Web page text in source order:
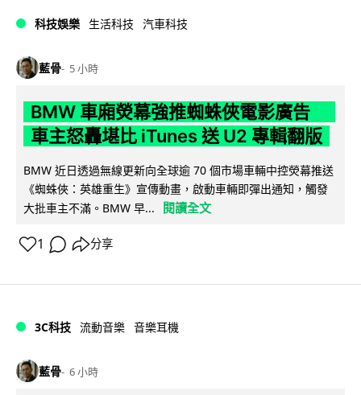
科技娛樂 生活科技 汽車科技
藍骨 5 小時
BMW 車廂熒幕強推蜘蛛俠電影廣告
車主怒轟堪比 iTunes 送 U2 專輯翻版
BMW 近日透過無線更新向全球逾 70 個市場車輛中控熒幕推送
《蜘蛛俠：英雄重生》宣傳動畫，啟動車輛即彈出通知，觸發
大批車主不滿。BMW 早...
閱讀全文
1 分享
3C科技 流動音樂 音樂耳機
藍骨 6 小時